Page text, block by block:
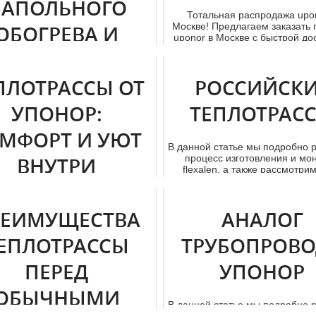
И
ОТ
«UPONOR»
локального
всегда имеет
так как от температурного
Тотальная распродажа
Москве! Предлагаем заказать
uponor в Москве с быстрой
ОТ
УПОНОР:
И УЮТ
ВНУТРИ
теплотрассы от бренда
– это изделия, созданные из
повышенного уровня над...
В данной статье мы подробно
процесс изготовления и
flexalen, а также
ПЕРЕД
АНАЛОГ
УПОНОР
В данной статье мы подробно